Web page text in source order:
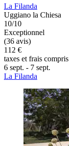
La Filanda
Uggiano la Chiesa
10/10
Exceptionnel
(36 avis)
112 €
taxes et frais compris
6 sept. - 7 sept.
La Filanda